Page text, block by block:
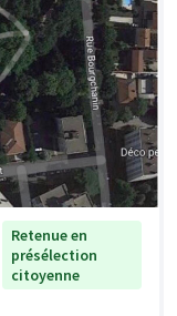
Retenue en
présélection
citoyenne